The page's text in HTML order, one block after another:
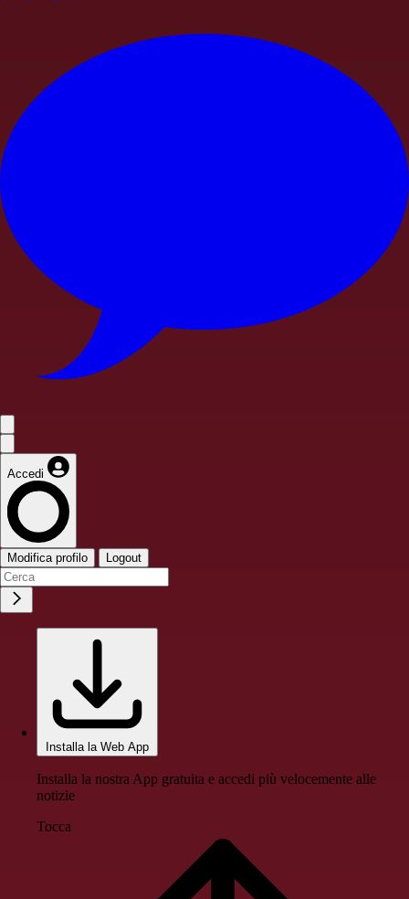
Accedi
Modifica profilo Logout
Installa la Web App
Installa la nostra App gratuita e accedi più velocemente alle
notizie
Tocca